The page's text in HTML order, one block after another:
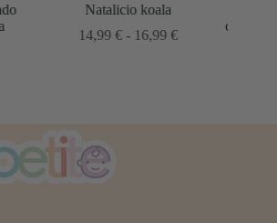
Natalicio personalizado
conejito en saquito con rayas